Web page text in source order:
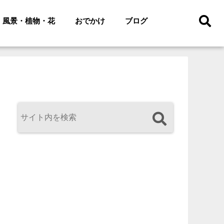
風景・植物・花 おでかけ ブログ